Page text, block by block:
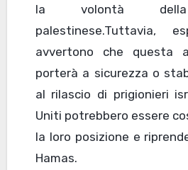
la volontà della
palestinese.Tuttavia,
avvertono che questa
porterà a sicurezza o
al rilascio di prigionieri
Uniti potrebbero essere
la loro posizione e
Hamas.